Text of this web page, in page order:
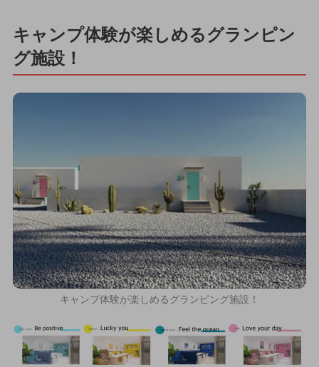
キャンプ体験が楽しめるグランピン
グ施設！
キャンプ体験が楽しめるグランピング施設！